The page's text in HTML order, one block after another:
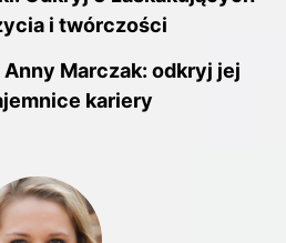
i twórczości
Marczak: odkryj jej
kariery